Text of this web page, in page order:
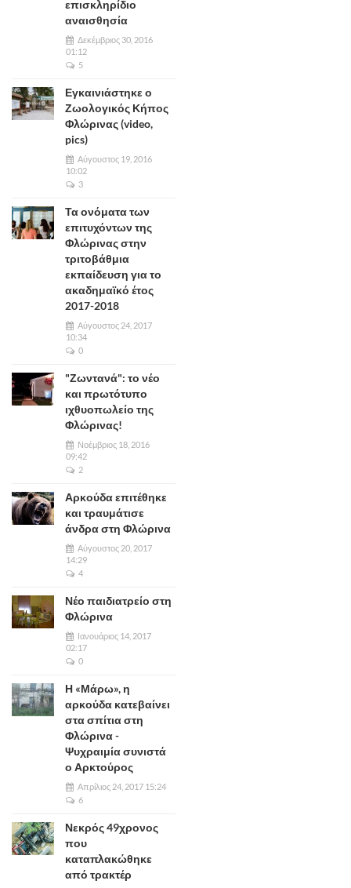
επισκληρίδιο
αναισθησία
Δεκέμβριος 30, 2016
01:12
5
Εγκαινιάστηκε ο
Ζωολογικός Κήπος
Φλώρινας (video,
pics)
Αύγουστος 19, 2016
10:02
3
Τα ονόματα των
επιτυχόντων της
Φλώρινας στην
τριτοβάθμια
εκπαίδευση για το
ακαδημαϊκό έτος
2017-2018
Αύγουστος 24, 2017
10:34
0
"Ζωντανά": το νέο
και πρωτότυπο
ιχθυοπωλείο της
Φλώρινας!
Νοέμβριος 18, 2016
09:42
2
Αρκούδα επιτέθηκε
και τραυμάτισε
άνδρα στη Φλώρινα
Αύγουστος 20, 2017
14:29
4
Νέο παιδιατρείο στη
Φλώρινα
Ιανουάριος 14, 2017
02:17
0
Η «Μάρω», η
αρκούδα κατεβαίνει
στα σπίτια στη
Φλώρινα -
Ψυχραιμία συνιστά
ο Αρκτούρος
Απρίλιος 24, 2017 15:24
6
Νεκρός 49χρονος
που
καταπλακώθηκε
από τρακτέρ